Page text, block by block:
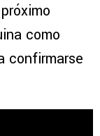
como
confirmarse